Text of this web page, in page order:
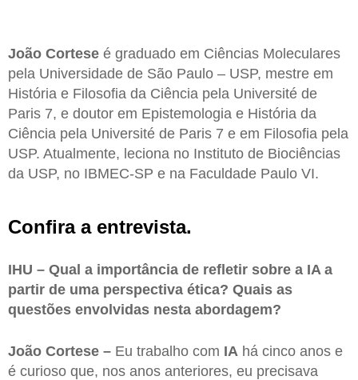
João Cortese é graduado em Ciências Moleculares
pela Universidade de São Paulo – USP, mestre em
História e Filosofia da Ciência pela Université de
Paris 7, e doutor em Epistemologia e História da
Ciência pela Université de Paris 7 e em Filosofia pela
USP. Atualmente, leciona no Instituto de Biociências
da USP, no IBMEC-SP e na Faculdade Paulo VI.
Confira a entrevista.
IHU – Qual a importância de refletir sobre a IA a
partir de uma perspectiva ética? Quais as
questões envolvidas nesta abordagem?
João Cortese – Eu trabalho com IA há cinco anos e
é curioso que, nos anos anteriores, eu precisava